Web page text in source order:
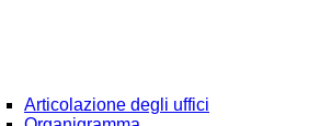
Articolazione degli uffici